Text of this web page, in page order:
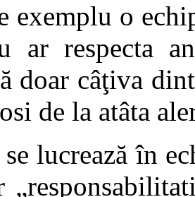
exemplu o
ar respecta
doar câţiva
de la atâta
se lucrează în